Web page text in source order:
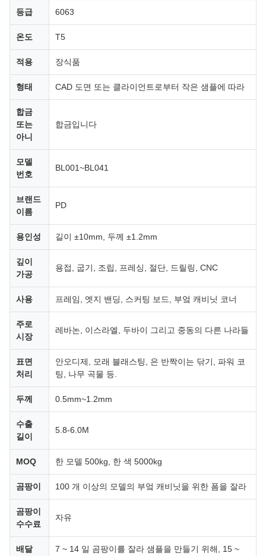
등급 6063
온도 T5
적용 장식품
형태 CAD 도면 또는 클라이언트로부터 작은 샘플에 따라
합금
또는
아니
합금입니다
모델
번호
BL001~BL041
브랜드
이름
PD
용인성 길이 ±10mm, 두께 ±1.2mm
깊이
가공
용접, 굽기, 조립, 프레싱, 절단, 드릴링, CNC
사용 프레임, 엣지 밴딩, 스커팅 보드, 부엌 캐비닛 코너
주로
시장
레바논, 이스라엘, 두바이 그리고 중동의 다른 나라들
표면
처리
안오디제, 모래 블래스팅, 은 반짝이는 닦기, 파워 코
팅, 나무 곡물 등.
두께 0.5mm~1.2mm
수출
길이
5.8-6.0M
MOQ 한 모델 500kg, 한 색 5000kg
곰팡이 100 개 이상의 모델의 부엌 캐비닛을 위한 폼을 잘라
곰팡이
수수료
자유
배달
7 ~ 14 일 곰팡이를 잘라 샘플을 만들기 위해, 15 ~